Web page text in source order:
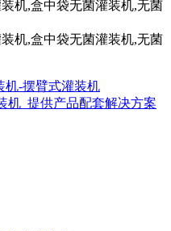
机-摆臂式灌装机
机_提供产品配套解决方案